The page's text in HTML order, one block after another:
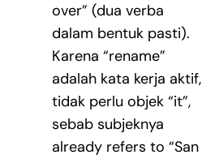
over” (dua verba
dalam bentuk pasti).
Karena “rename”
adalah kata kerja aktif,
tidak perlu objek “it”,
sebab subjeknya
already refers to “San